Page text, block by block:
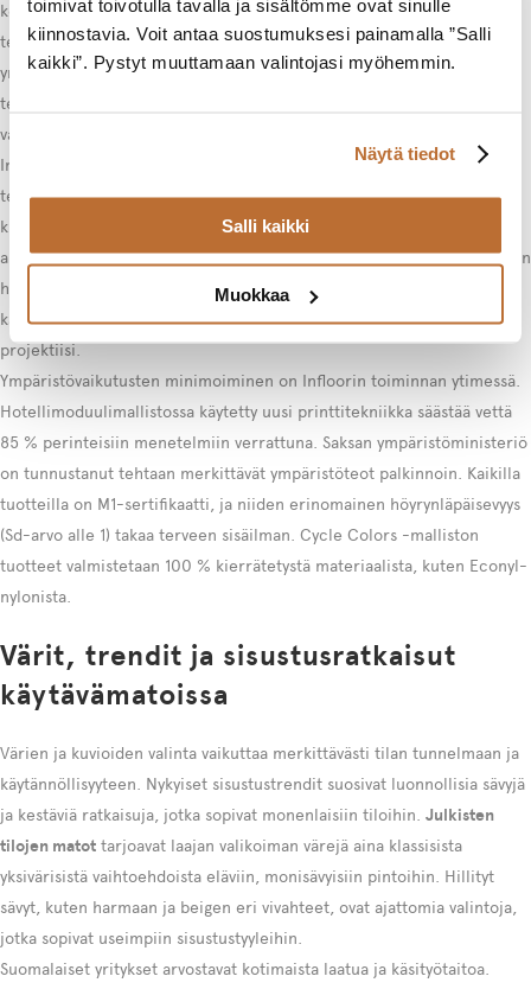
toimivat toivotulla tavalla ja sisältömme ovat sinulle
kiinnostavia. Voit antaa suostumuksesi painamalla ”Salli
kaikki”. Pystyt muuttamaan valintojasi myöhemmin.
Näytä tiedot
Salli kaikki
Muokkaa
kehittynyt moderniksi, innovatiiviseksi valmistajaksi. Yrityksen
tekstiililaatat edustavat alan huippuosaamista ja
ympäristövastuullisuutta. Infloor valmistaa 100 % kierrätettäviä
tekstiililaattoja, jotka soveltuvat erinomaisesti julkisiin tiloihin
vaativimpienkin projektien tarpeisiin.
Infloorin ainutlaatuinen LiftBAC™-teknologia mahdollistaa
tekstiililaattojen itsetarrautuvan asennuksen ilman liimoja tai muita
kiinnitysaineita. Tämä tekee asennuksesta nopeaa ja helppoa, eikä
alkuperäinen lattia vaurioidu asennuksen yhteydessä. Laatat ovat täysin
hajuttomia ja allergisoimattomia, mikä tekee niistä turvallisia kaikille
käyttäjille.Tutustu Infloor-mallistoonja löydä sopiva ratkaisu
projektiisi.
Ympäristövaikutusten minimoiminen on Infloorin toiminnan ytimessä.
Hotellimoduulimallistossa käytetty uusi printtitekniikka säästää vettä
85 % perinteisiin menetelmiin verrattuna. Saksan ympäristöministeriö
on tunnustanut tehtaan merkittävät ympäristöteot palkinnoin. Kaikilla
tuotteilla on M1-sertifikaatti, ja niiden erinomainen höyrynläpäisevyys
(Sd-arvo alle 1) takaa terveen sisäilman. Cycle Colors -malliston
tuotteet valmistetaan 100 % kierrätetystä materiaalista, kuten Econyl-
nylonista.
Värit, trendit ja sisustusratkaisut
käytävämatoissa
Värien ja kuvioiden valinta vaikuttaa merkittävästi tilan tunnelmaan ja
käytännöllisyyteen. Nykyiset sisustustrendit suosivat luonnollisia sävyjä
ja kestäviä ratkaisuja, jotka sopivat monenlaisiin tiloihin. Julkisten
tilojen matot tarjoavat laajan valikoiman värejä aina klassisista
yksivärisistä vaihtoehdoista eläviin, monisävyisiin pintoihin. Hillityt
sävyt, kuten harmaan ja beigen eri vivahteet, ovat ajattomia valintoja,
jotka sopivat useimpiin sisustustyyleihin.
Suomalaiset yritykset arvostavat kotimaista laatua ja käsityötaitoa.